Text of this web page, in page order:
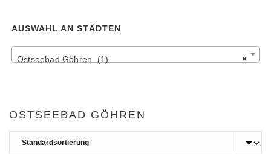
OSTSEEBAD GÖHREN
AUSWAHL AN STÄDTEN
×
Ostseebad Göhren (1)